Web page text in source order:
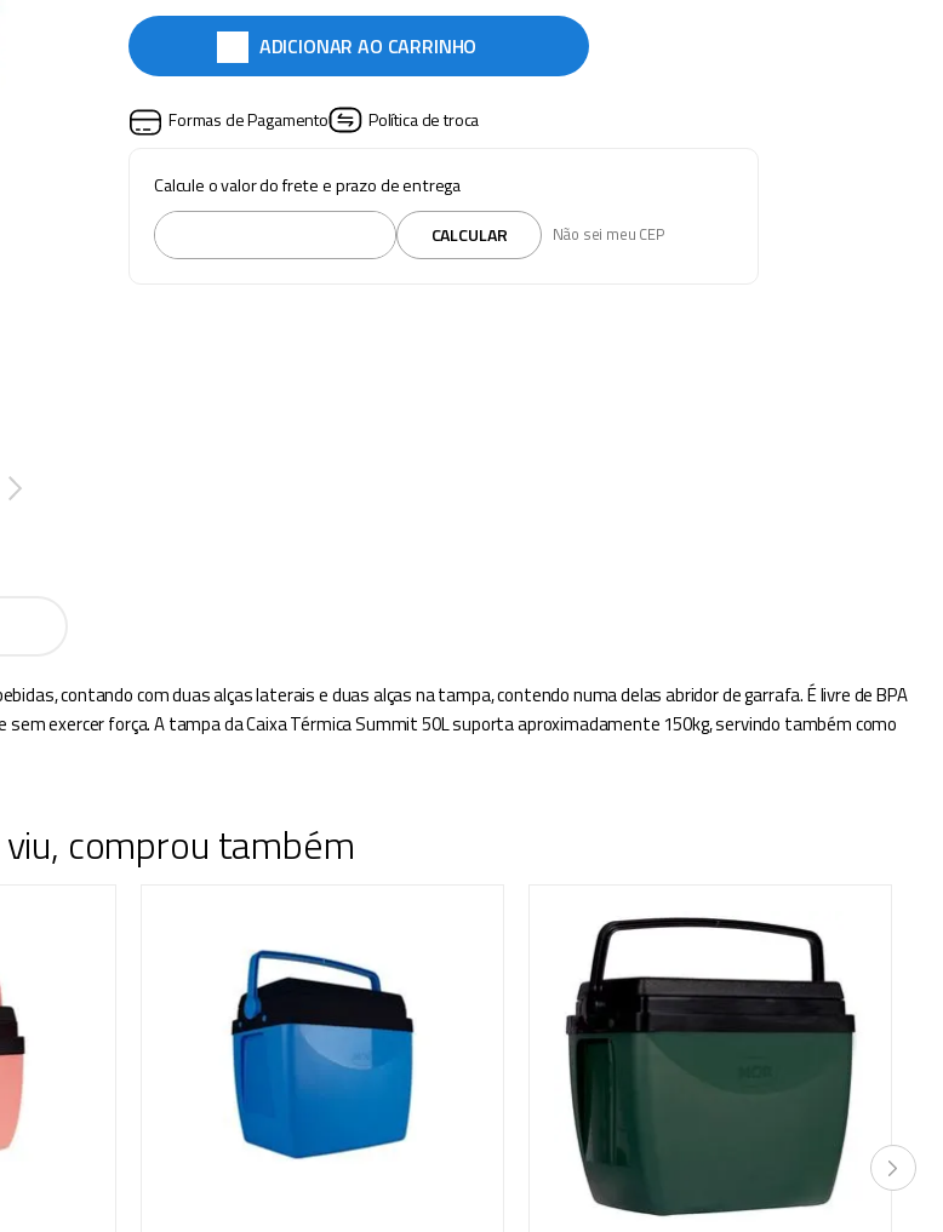
ADICIONAR AO CARRINHO
Formas de Pagamento Política de troca
Calcule o valor do frete e prazo de entrega
Não sei meu CEP
CALCULAR
contando com duas alças laterais e duas alças na tampa, contendo numa delas abridor de garrafa. É livre de BPA
exercer força. A tampa da Caixa Térmica Summit 50L suporta aproximadamente 150kg, servindo também como
comprou também